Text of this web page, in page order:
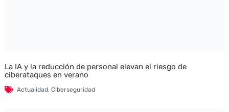
La IA y la reducción de personal elevan el riesgo de
ciberataques en verano
Actualidad, Ciberseguridad